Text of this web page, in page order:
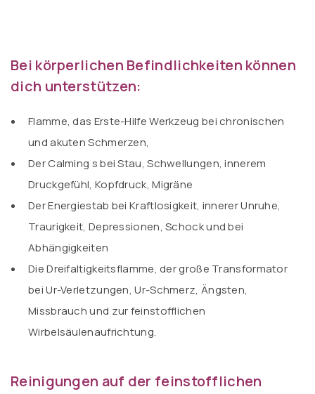
Bei körperlichen Befindlichkeiten können
dich unterstützen:
Flamme, das Erste-Hilfe Werkzeug bei chronischen
und akuten Schmerzen,
Der Calming sbei Stau, Schwellungen, innerem
Druckgefühl, Kopfdruck, Migräne
Der Energiestab bei Kraftlosigkeit, innerer Unruhe,
Traurigkeit, Depressionen, Schock und bei
Abhängigkeiten
Die Dreifaltigkeitsflamme, der große Transformator
bei Ur-Verletzungen, Ur-Schmerz, Ängsten,
Missbrauch und zur feinstofflichen
Wirbelsäulenaufrichtung.
Reinigungen auf der feinstofflichen